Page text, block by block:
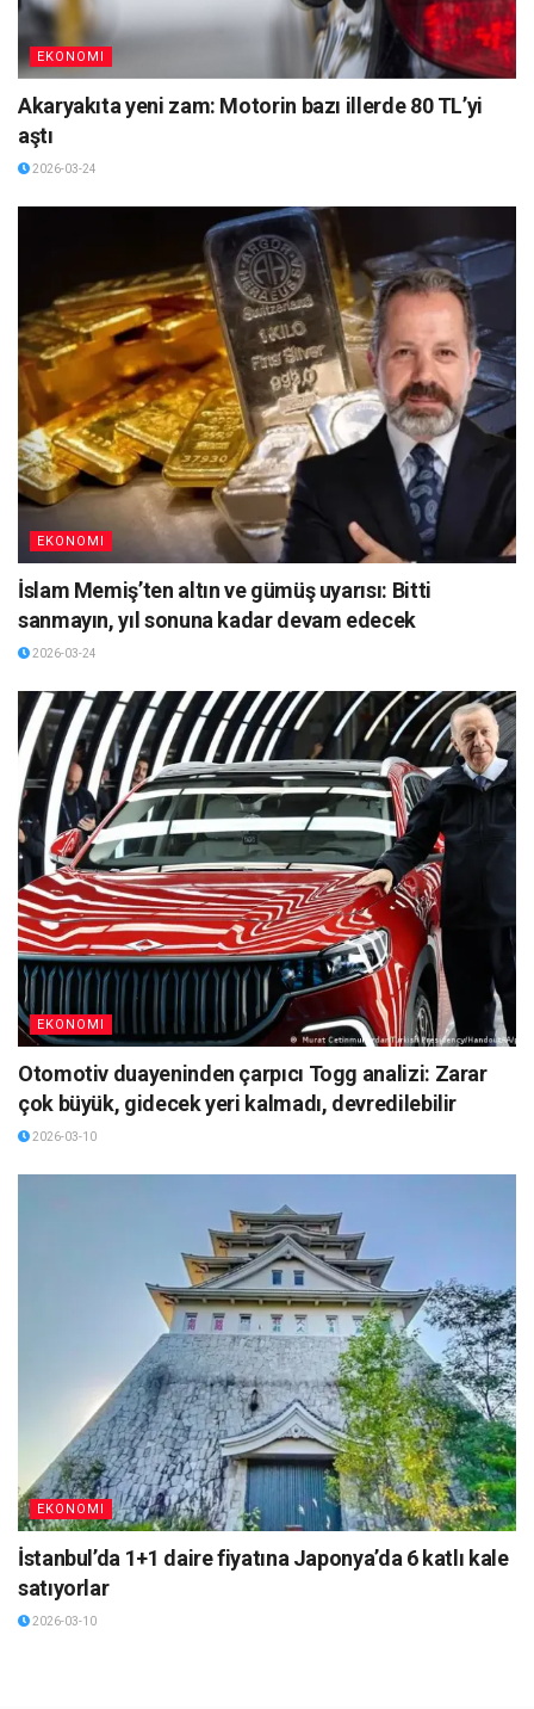
EKONOMI
Akaryakıta yeni zam: Motorin bazı illerde 80 TL’yi
aştı
2026-03-24
EKONOMI
İslam Memiş’ten altın ve gümüş uyarısı: Bitti
sanmayın, yıl sonuna kadar devam edecek
2026-03-24
EKONOMI
Otomotiv duayeninden çarpıcı Togg analizi: Zarar
çok büyük, gidecek yeri kalmadı, devredilebilir
2026-03-10
EKONOMI
İstanbul’da 1+1 daire fiyatına Japonya’da 6 katlı kale
satıyorlar
2026-03-10